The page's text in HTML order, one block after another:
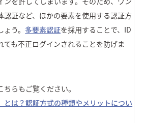
認証など、ほかの要素を使用する認証方
う。 多要素認証を採用することで、ID
ても不正ログインされることを防げま
らもご覧ください。
とは？認証方式の種類やメリットについ